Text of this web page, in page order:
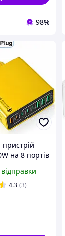
98%
на 8 портів
Samsung,
4.3 (3)